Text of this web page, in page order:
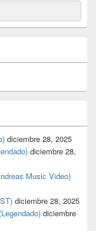
diciembre 28, 2025
diciembre 28,
Music Video)
diciembre 28, 2025
diciembre